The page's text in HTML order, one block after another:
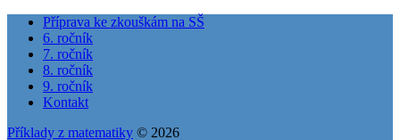
Příprava ke zkouškám na SŠ
6. ročník
7. ročník
8. ročník
9. ročník
Kontakt
Příklady z matematiky © 2026